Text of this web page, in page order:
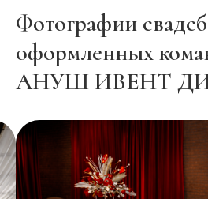
Фотографии
оформленных
АНУШ ИВЕНТ